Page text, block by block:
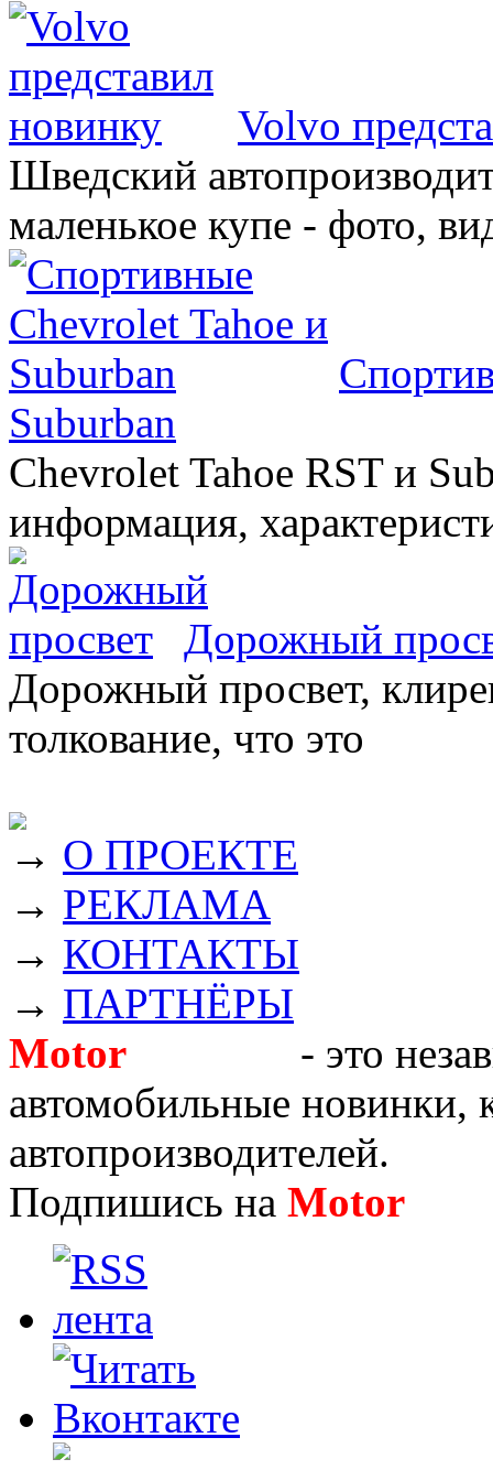
Volvo
Шведский
маленькое купе - фото,
Suburban
Chevrolet Tahoe RST и
информация,
Дорожный
Дорожный просвет,
толкование, что это
→ О ПРОЕКТЕ
→ РЕКЛАМА
→ КОНТАКТЫ
→ ПАРТНЁРЫ
Motor
- это
автомобильные новинки,
автопроизводителей.
Подпишись на Motor